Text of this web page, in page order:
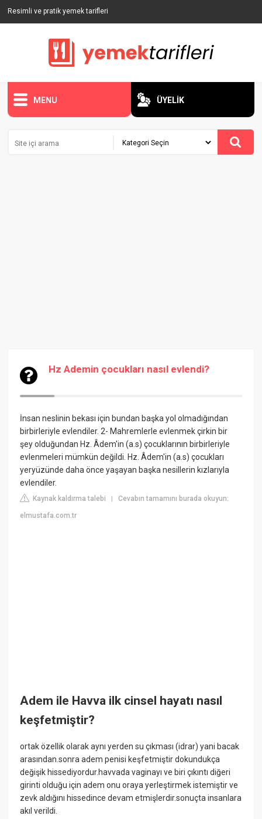
Resimli ve pratik yemek tarifleri
MENU ÜYELİK
Hz Ademin çocukları nasıl evlendi?
İnsan neslinin bekası için bundan başka yol olmadığından
birbirleriyle evlendiler. 2- Mahremlerle evlenmek çirkin bir
şey olduğundan Hz. Âdem'in (a.s) çocuklarının birbirleriyle
evlenmeleri mümkün değildi. Hz. Âdem'in (a.s) çocukları
yeryüzünde daha önce yaşayan başka nesillerin kızlarıyla
evlendiler.
Kaynak kaldırma talebi |Cevabın tamamını burada okuyun:
elmustafa.com.tr
Adem ile Havva ilk cinsel hayatı nasıl
keşfetmiştir?
ortak özellik olarak aynı yerden su çıkması (idrar) yani bacak
arasından.sonra adem penisi keşfetmiştir dokundukça
değişik hissediyordur.havvada vaginayı ve biri çıkıntı diğeri
girinti olduğu için adem onu oraya yerleştirmek istemiştir ve
zevk aldığını hissedince devam etmişlerdir.sonuçta insanlara
akıl verildi.